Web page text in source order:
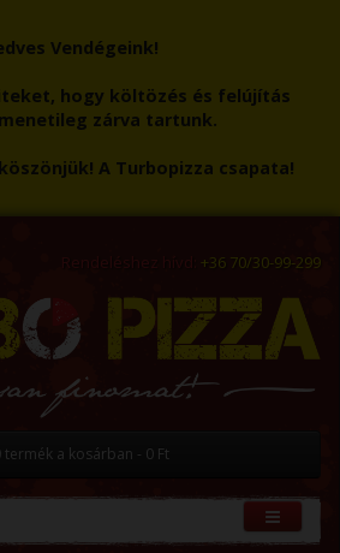
Vendégeink!
hogy költözés és felújítás
zárva tartunk.
A Turbopizza csapata!
Rendeléshez hívd: +36 70/30-99-299
termék a kosárban - 0 Ft